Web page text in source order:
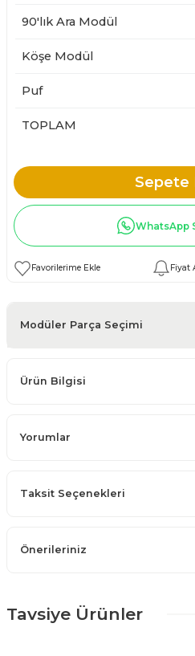
90'lık Ara Modül
Köşe Modül
Puf
TOPLAM
Sepete
WhatsApp
Fiyat
Modüler Parça Seçimi
Ürün Bilgisi
Yorumlar
Taksit Seçenekleri
Önerileriniz
Tavsiye Ürünler